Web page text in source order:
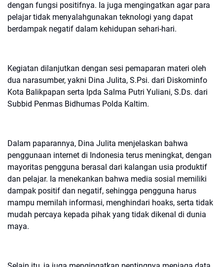
dengan fungsi positifnya. Ia juga mengingatkan agar para
pelajar tidak menyalahgunakan teknologi yang dapat
berdampak negatif dalam kehidupan sehari-hari.
Kegiatan dilanjutkan dengan sesi pemaparan materi oleh
dua narasumber, yakni Dina Julita, S.Psi. dari Diskominfo
Kota Balikpapan serta Ipda Salma Putri Yuliani, S.Ds. dari
Subbid Penmas Bidhumas Polda Kaltim.
Dalam paparannya, Dina Julita menjelaskan bahwa
penggunaan internet di Indonesia terus meningkat, dengan
mayoritas pengguna berasal dari kalangan usia produktif
dan pelajar. Ia menekankan bahwa media sosial memiliki
dampak positif dan negatif, sehingga pengguna harus
mampu memilah informasi, menghindari hoaks, serta tidak
mudah percaya kepada pihak yang tidak dikenal di dunia
maya.